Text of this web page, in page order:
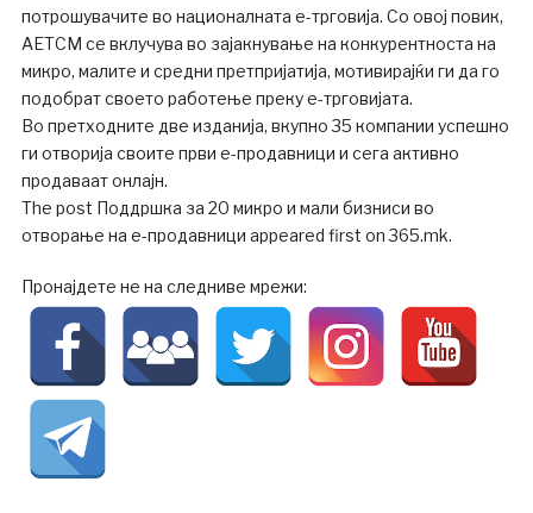
потрошувачите во националната е-трговија. Со овој повик,
АЕТСМ се вклучува во зајакнување на конкурентноста на
микро, малите и средни претпријатија, мотивирајќи ги да го
подобрат своето работење преку е-трговијата.
Во претходните две изданија, вкупно 35 компании успешно
ги отворија своите први е-продавници и сега активно
продаваат онлајн.
The post Поддршка за 20 микро и мали бизниси во
отворање на е-продавници appeared first on 365.mk.
Пронајдете не на следниве мрежи: